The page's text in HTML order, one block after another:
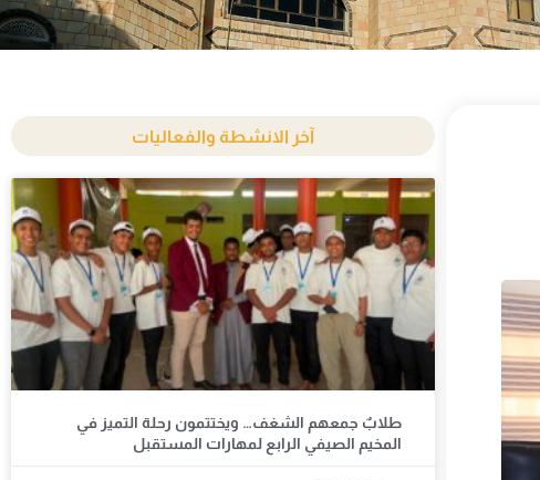
آخر الانشطة والفعاليات
طلابٌ جمعهم الشغف… ويختتمون رحلة التميز في
المخيم الصيفي الرابع لمهارات المستقبل